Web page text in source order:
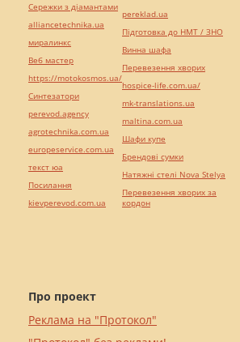
Про проект
Реклама на "Протокол"
Сережки з діамантами
alliancetechnika.ua
миралинкс
Веб мастер
https://motokosmos.ua/
Синтезатори
perevod.agency
agrotechnika.com.ua
europeservice.com.ua
текст юа
Посилання
kievperevod.com.ua
pereklad.ua
Підготовка до НМТ / ЗНО
Винна шафа
Перевезення хворих
hospice-life.com.ua/
mk-translations.ua
maltina.com.ua
Шафи купе
Брендові сумки
Натяжні стелі Nova Stelya
Перевезення хворих за
кордон